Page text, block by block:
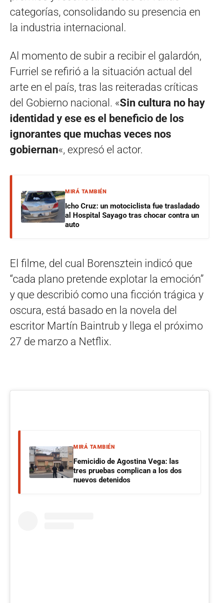
categorías, consolidando su presencia en
la industria internacional.
Al momento de subir a recibir el galardón,
Furriel se refirió a la situación actual del
arte en el país, tras las reiteradas críticas
del Gobierno nacional. «Sin cultura no hay
identidad y ese es el beneficio de los
ignorantes que muchas veces nos
gobiernan«, expresó el actor.
MIRÁ TAMBIÉN
Icho Cruz: un motociclista fue trasladado
al Hospital Sayago tras chocar contra un
auto
El filme, del cual Borensztein indicó que
“cada plano pretende explotar la emoción”
y que describió como una ficción trágica y
oscura, está basado en la novela del
escritor Martín Baintrub y llega el próximo
27 de marzo a Netflix.
MIRÁ TAMBIÉN
Femicidio de Agostina Vega: las
tres pruebas complican a los dos
nuevos detenidos